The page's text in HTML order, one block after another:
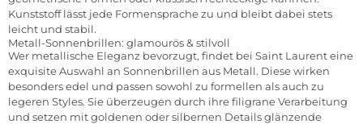
Kunststoff lässt jede Formensprache zu und bleibt dabei stets
leicht und stabil.
Metall-Sonnenbrillen: glamourös & stilvoll
Wer metallische Eleganz bevorzugt, findet bei Saint Laurent eine
exquisite Auswahl an Sonnenbrillen aus Metall. Diese wirken
besonders edel und passen sowohl zu formellen als auch zu
legeren Styles. Sie überzeugen durch ihre filigrane Verarbeitung
und setzen mit goldenen oder silbernen Details glänzende